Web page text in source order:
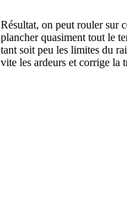
Résultat, on peut rouler sur
plancher quasiment tout le
tant soit peu les limites du
vite les ardeurs et corrige la